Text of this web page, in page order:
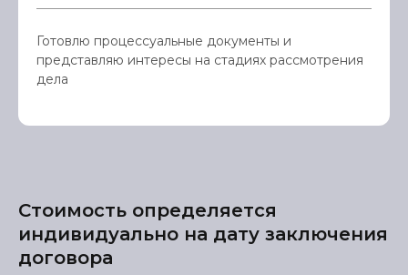
Готовлю процессуальные документы и
представляю интересы на стадиях рассмотрения
дела
Стоимость определяется
индивидуально на дату заключения
договора